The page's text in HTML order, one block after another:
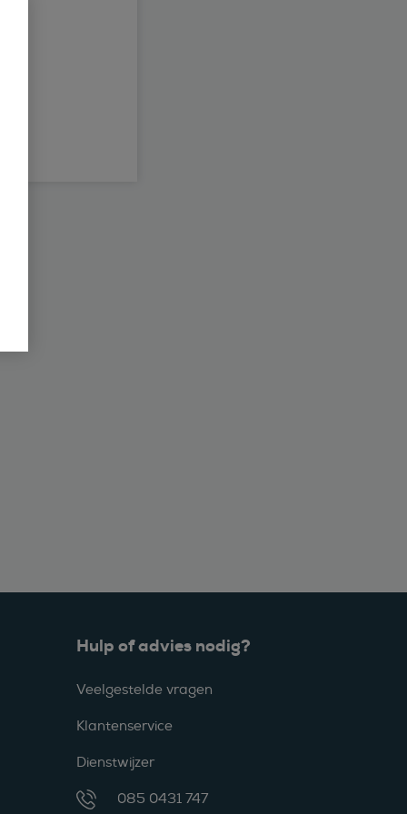
Hulp of advies nodig?
Veelgestelde vragen
Klantenservice
Dienstwijzer
085 0431 747